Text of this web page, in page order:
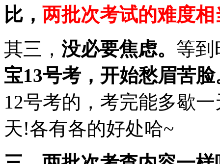
比， 两批次考试的难度相
其三， 没必要焦虑。 等到
宝13号考，开始愁眉苦
12号考的，考完能多歇
天!各有各的好处哈~